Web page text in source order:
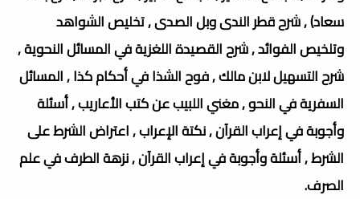
سعاد) , شرح قطر الندى وبل الصدى , تخليص الشواهد
وتلخيص الفوائد , شرح القصيدة اللغزية في المسائل النحوية ,
شرح التسهيل لابن مالك , فوح الشذا في أحكام كذا , المسائل
السفرية في النحو , مغني اللبيب عن كتب الأعاريب , أسئلة
وأجوبة في إعراب القرآن , نكتة الإعراب , اعتراض الشرط على
الشرط , أسئلة وأجوبة في إعراب القرآن , نزهة الطرف في علم
الصرف.